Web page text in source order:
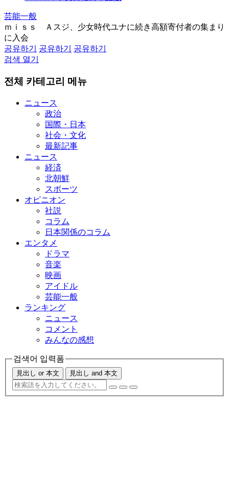
芸能一般
ｍｉｓｓ Ａスジ、少女時代ユナに続き高額寄付者の集まり
に入会
공유하기
공유하기
공유하기
검색 열기
전체 카테고리 메뉴
ニュース
政治
国際・日本
社会・文化
最新記事
ニュース
経済
北朝鮮
スポーツ
オピニオン
社説
コラム
日本関係のコラム
エンタメ
ドラマ
音楽
映画
アイドル
芸能一般
ランキング
ニュース
コメント
みんなの感想
검색어 입력폼
見出し or 本文 見出し and 本文